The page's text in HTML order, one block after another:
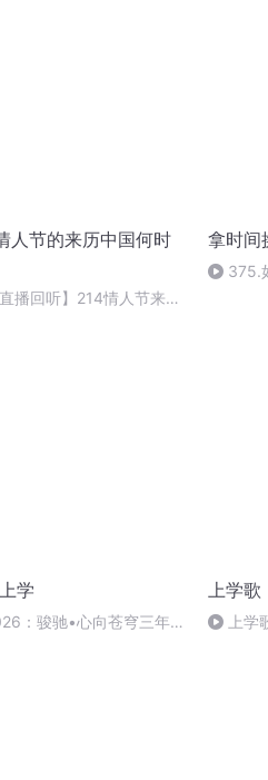
人节的来历中国何时
直播回听】214情人节来历
拿时间
375.
学
：骏驰•心向苍穹三年级
上学歌
上学